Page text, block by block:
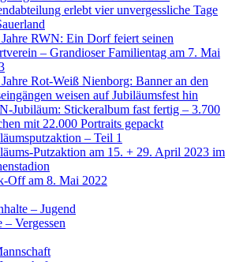
erlebt vier unvergessliche Tage
RWN: Ein Dorf feiert seinen
– Grandioser Familientag am 7. Mai
Rot-Weiß Nienborg: Banner an den
weisen auf Jubiläumsfest hin
Jubiläum: Stickeralbum fast fertig – 3.700
mit 22.000 Portraits gepackt
– Teil 1
Putzaktion am 15. + 29. April 2023 im
Off am 8. Mai 2022
– Jugend
– Vergessen